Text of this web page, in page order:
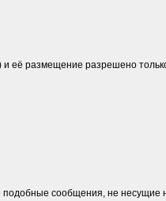
размещение разрешено только
подобные сообщения, не несущие